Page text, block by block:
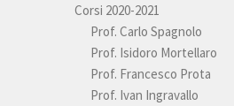
Corsi 2020-2021
Prof. Carlo Spagnolo
Prof. Isidoro Mortellaro
Prof. Francesco Prota
Prof. Ivan Ingravallo